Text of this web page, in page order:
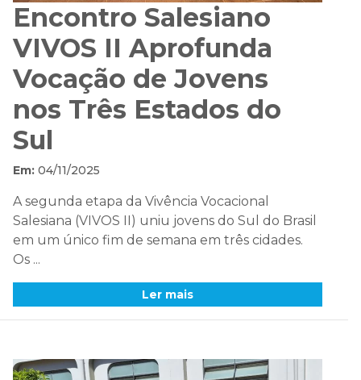
Encontro Salesiano
VIVOS II Aprofunda
Vocação de Jovens
nos Três Estados do
Sul
Em: 04/11/2025
A segunda etapa da Vivência Vocacional
Salesiana (VIVOS II) uniu jovens do Sul do Brasil
em um único fim de semana em três cidades.
Os ...
Ler mais